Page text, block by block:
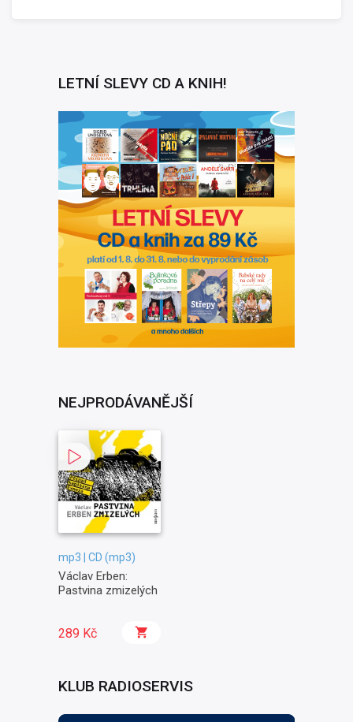
LETNÍ SLEVY CD A KNIH!
NEJPRODÁVANĚJŠÍ
mp3 | CD (mp3)
Václav Erben:
Pastvina zmizelých
289 Kč
KLUB RADIOSERVIS